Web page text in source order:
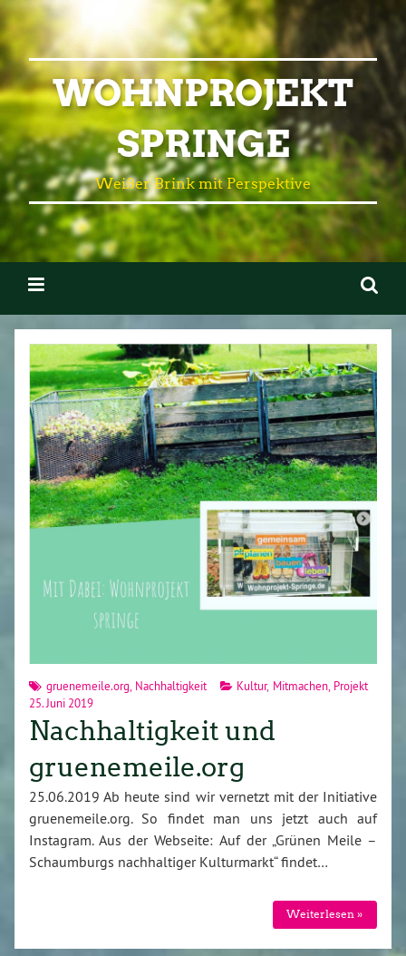
WOHNPROJEKT
SPRINGE
Weißer Brink mit Perspektive
gruenemeile.org Nachhaltigkeit Kultur, Mitmachen, Projekt
25. Juni 2019
Nachhaltigkeit und
gruenemeile.org
25.06.2019 Ab heute sind wir vernetzt mit der Initiative
gruenemeile.org. So findet man uns jetzt auch auf
Instagram. Aus der Webseite: Auf der „Grünen Meile –
Schaumburgs nachhaltiger Kulturmarkt“ findet…
Weiterlesen »